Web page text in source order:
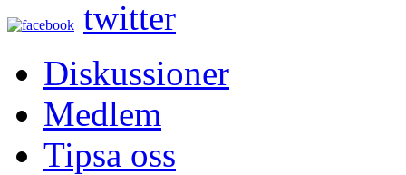
Diskussioner
Medlem
Tipsa oss